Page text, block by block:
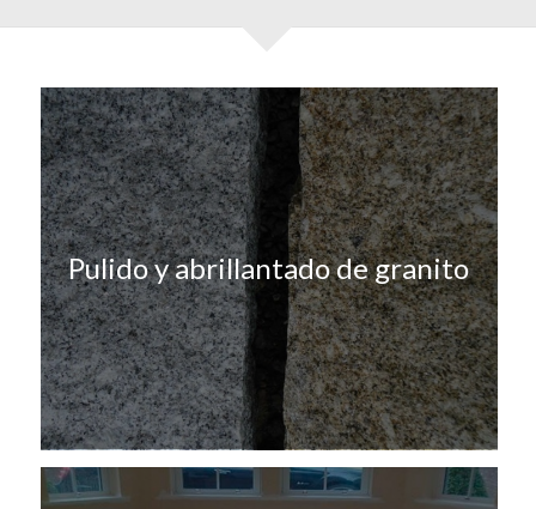
Pulido y abrillantado de granito